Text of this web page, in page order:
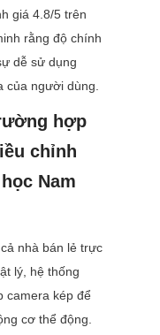
giá 4.8/5 trên
rằng độ chính
dễ sử dụng
của người dùng.
hợp
chỉnh
Nam
nhà bán lẻ trực
lý, hệ thống
camera kép để
cơ thể động.